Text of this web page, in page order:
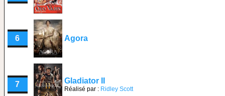
6 Agora
7 Gladiator II
Réalisé par : Ridley Scott